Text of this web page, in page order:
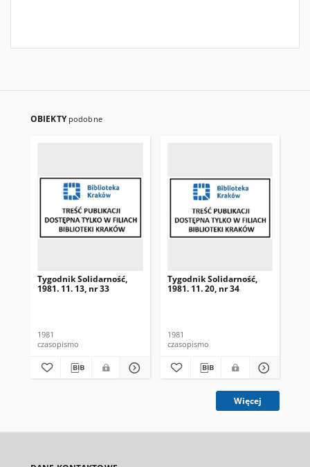
OBIEKTY podobne
Tygodnik Solidarność,
1981. 11. 13, nr 33
1981
czasopismo
Tygodnik Solidarność,
1981. 11. 20, nr 34
1981
czasopismo
Więcej